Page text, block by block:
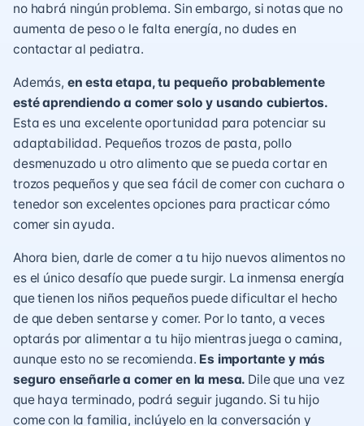
no habrá ningún problema. Sin embargo, si notas que no
aumenta de peso o le falta energía, no dudes en
contactar al pediatra.
Además, en esta etapa, tu pequeño probablemente
estéaprendiendo a comer solo y usando cubiertos.
Esta es una excelente oportunidad para potenciar su
adaptabilidad. Pequeños trozos de pasta, pollo
desmenuzado u otro alimento que se pueda cortar en
trozos pequeños y que sea fácil de comer con cuchara o
tenedor son excelentes opciones para practicar cómo
comer sin ayuda.
Ahora bien, darle de comer a tu hijo nuevos alimentos no
es el único desafío que puede surgir. La inmensa energía
que tienen los niños pequeños puede dificultar el hecho
de que deben sentarse y comer. Por lo tanto, a veces
optarás por alimentar a tu hijo mientras juega o camina,
aunque esto no se recomienda. Es importante y más
seguro enseñarle a comer en la mesa. Dile que una vez
que haya terminado, podrá seguir jugando. Si tu hijo
come con la familia, inclúyelo en la conversación y